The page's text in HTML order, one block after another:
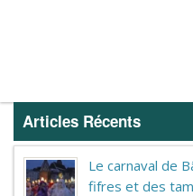
Articles Récents
Le carnaval de
fifres et des